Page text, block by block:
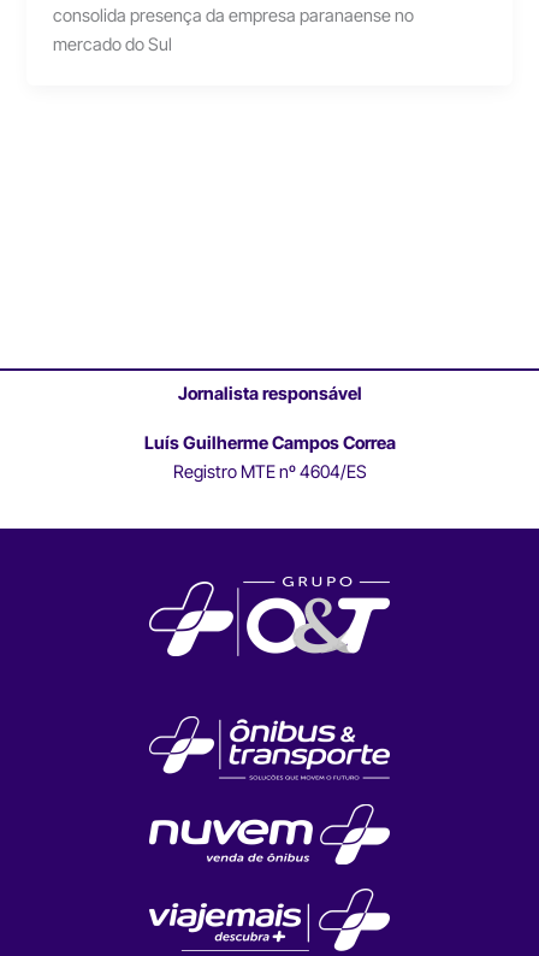
consolida presença da empresa paranaense no
mercado do Sul
Jornalista responsável
Luís Guilherme Campos Correa
Registro MTE nº 4604/ES